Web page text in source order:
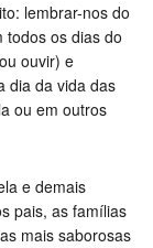
lembrar-nos do
todos os dias do
ouvir) e
dia da vida das
ou em outros
e demais
pais, as famílias
mais saborosas